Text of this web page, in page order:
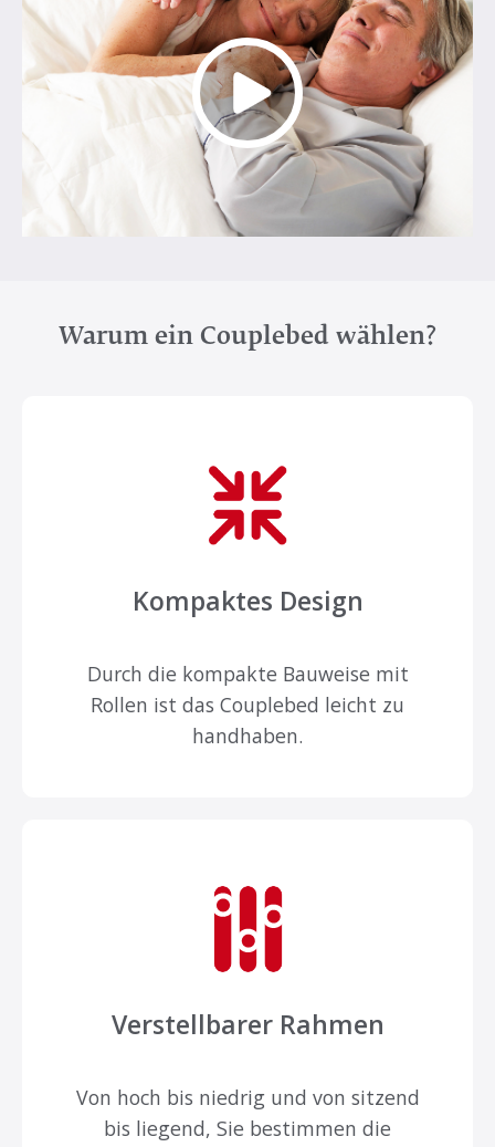
Warum ein Couplebed wählen?
Kompaktes Design
Durch die kompakte Bauweise mit
Rollen ist das Couplebed leicht zu
handhaben.
Verstellbarer Rahmen
Von hoch bis niedrig und von sitzend
bis liegend, Sie bestimmen die